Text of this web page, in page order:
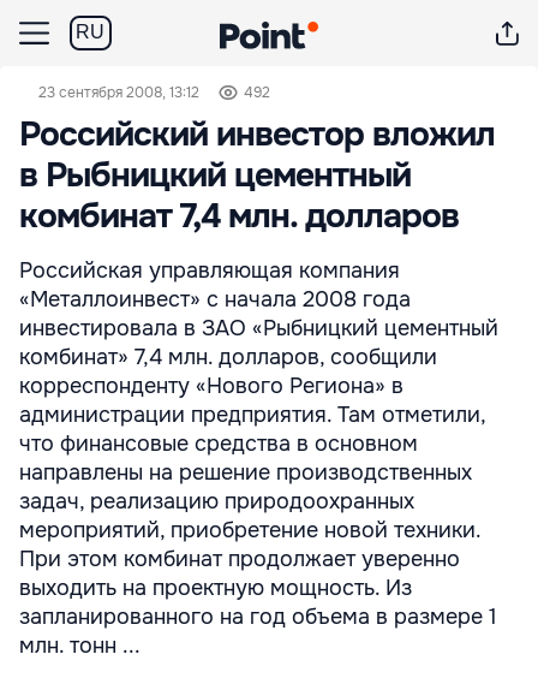
RU
23 сентября 2008, 13:12 492
Российский инвестор вложил
в Рыбницкий цементный
комбинат 7,4 млн. долларов
Российская управляющая компания
«Металлоинвест» с начала 2008 года
инвестировала в ЗАО «Рыбницкий цементный
комбинат» 7,4 млн. долларов, сообщили
корреспонденту «Нового Региона» в
администрации предприятия. Там отметили,
что финансовые средства в основном
направлены на решение производственных
задач, реализацию природоохранных
мероприятий, приобретение новой техники.
При этом комбинат продолжает уверенно
выходить на проектную мощность. Из
запланированного на год объема в размере 1
млн. тонн ...